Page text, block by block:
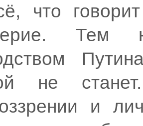
что
Тем
не
и